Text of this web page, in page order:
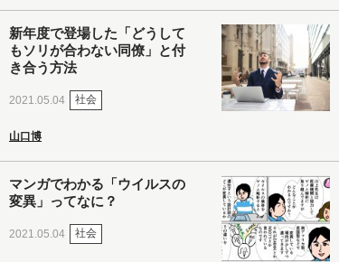
新年度で登場した「どうして
もソリが合わない同僚」と付
き合う方法
2021.05.04 社会
山口博
マンガでわかる「ウイルスの
変異」ってなに？
2021.05.04 社会